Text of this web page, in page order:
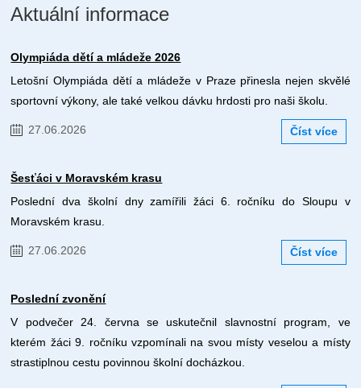
Aktuální informace
Olympiáda dětí a mládeže 2026
Letošní Olympiáda dětí a mládeže v Praze přinesla nejen skvělé
sportovní výkony, ale také velkou dávku hrdosti pro naši školu.
27.06.2026 Číst více
Šesťáci v Moravském krasu
Poslední dva školní dny zamířili žáci 6. ročníku do Sloupu v
Moravském krasu.
27.06.2026 Číst více
Poslední zvonění
V podvečer 24. června se uskutečnil slavnostní program, ve
kterém žáci 9. ročníku vzpomínali na svou místy veselou a místy
strastiplnou cestu povinnou školní docházkou.